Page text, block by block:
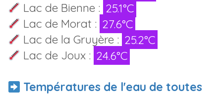
Lac de Bienne : 25.1°C
Lac de Morat : 27.6°C
Lac de la Gruyère : 25.2°C
Lac de Joux : 24.6°C
Températures de l'eau de toutes